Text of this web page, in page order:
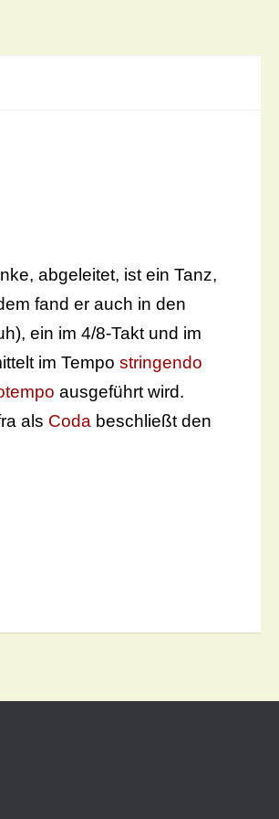
abgeleitet, ist ein Tanz,
fand er auch in den
ein im 4/8-Takt und im
im Tempo stringendo
ausgeführt wird.
als Coda beschließt den